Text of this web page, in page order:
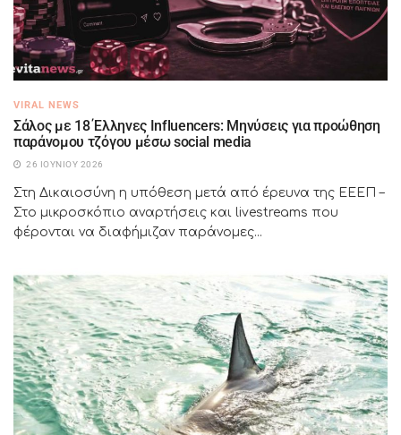
VIRAL NEWS
Σάλος με 18 Έλληνες Influencers: Μηνύσεις για προώθηση
παράνομου τζόγου μέσω social media
26 ΙΟΥΝΊΟΥ 2026
Στη Δικαιοσύνη η υπόθεση μετά από έρευνα της ΕΕΕΠ –
Στο μικροσκόπιο αναρτήσεις και livestreams που
φέρονται να διαφήμιζαν παράνομες...